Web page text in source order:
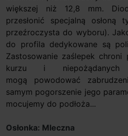
większej niż 12,8 mm.
przesłonić specjalną osłoną
przeźroczysta do wyboru).
do profila dedykowane są
Zastosowanie zaślepek
kurzu i niepożądanych
mogą powodować
samym pogorszenie jego
mocujemy do podłoża...
Osłonka: Mleczna